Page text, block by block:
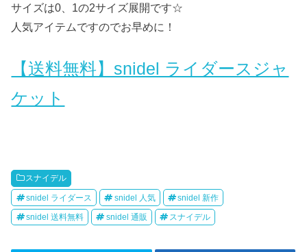
サイズは0、1の2サイズ展開です☆
人気アイテムですのでお早めに！
【送料無料】snidel ライダースジャ
ケット
スナイデル
snidel ライダース snidel 人気 snidel 新作
snidel 送料無料 snidel 通販 スナイデル